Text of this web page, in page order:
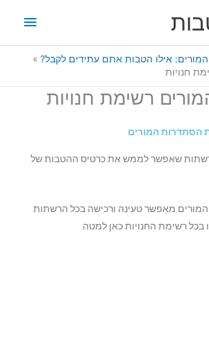
ראשי
אילו הטבות אתם עתידים לקבל?
חנויות
רשימת חנויות
הסתדרות המורים
שאפשר לממש את כרטיס ההטבות של
מאפשר טעינה ורכישה בכל הרשתות
בכל רשימת החנויות כאן למטה